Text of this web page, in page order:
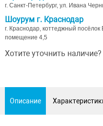
г. Санкт-Петербург, ул. Ивана
Шоурум г. Краснодар
г. Краснодар, коттеджный
помещение 4,5
Хотите уточнить наличие?
Описание